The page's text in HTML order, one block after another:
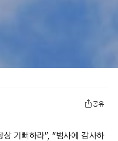
공유
기뻐하라”, “범사에 감사하